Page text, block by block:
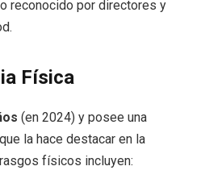
reconocido por directores y
Física
(en 2024) y posee una
la hace destacar en la
físicos incluyen: